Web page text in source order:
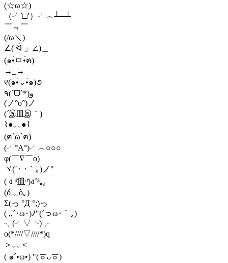
(☆ω☆)
（╯‵□′）╯︵┴─┴
￣﹃￣
(/ω＼)
∠( ᐛ 」∠)＿
(๑•̀ㅁ•́ฅ)
→_→
୧(๑•̀⌄•́๑)૭
٩(ˊᗜˋ*)و
(ノ°ο°)ノ
(´இ皿இ｀)
⌇●﹏●⌇
(ฅ´ω`ฅ)
(╯°A°)╯︵○○○
φ(￣∇￣o)
ヾ(´･ ･｀｡)ノ"
( ง ᵒ̌皿ᵒ̌)ง⁼³₌₃
(ó﹏ò｡)
Σ(っ °Д °;)っ
( ,,´･ω･)ﾉ"(´っω･｀｡)
╮(╯▽╰)╭
o(*////▽////*)q
＞﹏＜
( ๑´•ω•) "(ㆆᴗㆆ)